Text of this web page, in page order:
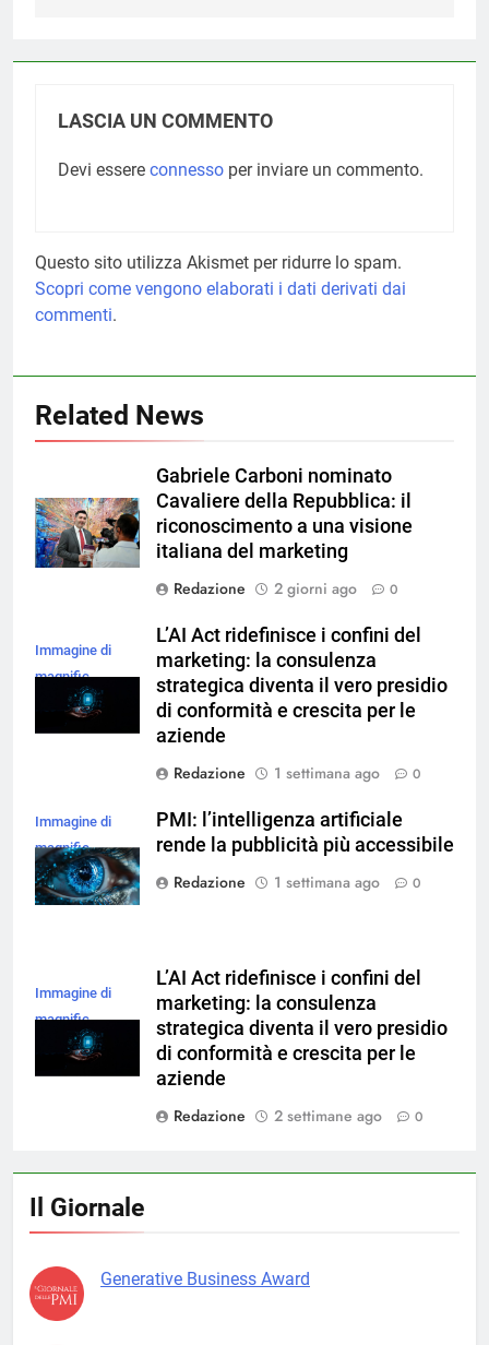
LASCIA UN COMMENTO
Devi essere connesso per inviare un commento.
Questo sito utilizza Akismet per ridurre lo spam.
Scopri come vengono elaborati i dati derivati dai
commenti.
Related News
Gabriele Carboni nominato
Cavaliere della Repubblica: il
riconoscimento a una visione
italiana del marketing
Redazione
2 giorni ago 0
Immagine di
magnific
L’AI Act ridefinisce i confini del
marketing: la consulenza
strategica diventa il vero presidio
di conformità e crescita per le
aziende
Redazione
1 settimana ago 0
Immagine di
magnific
PMI: l’intelligenza artificiale
rende la pubblicità più accessibile
Redazione
1 settimana ago 0
Immagine di
magnific
L’AI Act ridefinisce i confini del
marketing: la consulenza
strategica diventa il vero presidio
di conformità e crescita per le
aziende
Redazione
2 settimane ago 0
Il Giornale
Generative Business Award